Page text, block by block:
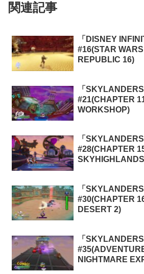
関連記事
「DISNEY
#16(STAR
REPUBLIC 16)
「
#21(CHAPTER
WORKSHOP)
「
#28(CHAPTER
「
#30(CHAPTER
DESERT 2)
「
NIGHTMARE